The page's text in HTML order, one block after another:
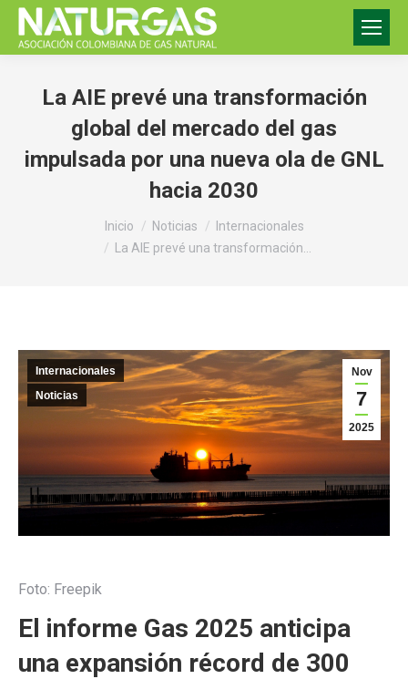
La AIE prevé una transformación
global del mercado del gas
impulsada por una nueva ola de GNL
hacia 2030
Inicio Noticias
Internacionales
La AIE prevé una transformación…
Nov
7
2025
Internacionales
Noticias
Foto: Freepik
El informe Gas 2025 anticipa
una expansión récord de 300